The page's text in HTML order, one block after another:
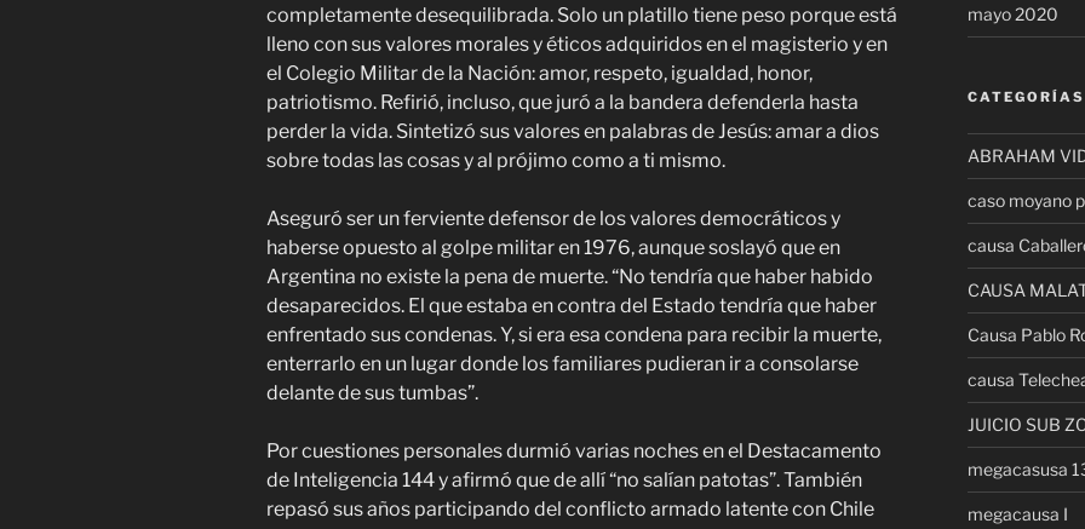
completamente desequilibrada. Solo un platillo tiene peso porque está
lleno con sus valores morales y éticos adquiridos en el magisterio y en
el Colegio Militar de la Nación: amor, respeto, igualdad, honor,
patriotismo. Refirió, incluso, que juró a la bandera defenderla hasta
perder la vida. Sintetizó sus valores en palabras de Jesús: amar a dios
sobre todas las cosas y al prójimo como a ti mismo.
Aseguró ser un ferviente defensor de los valores democráticos y
haberse opuesto al golpe militar en 1976, aunque soslayó que en
Argentina no existe la pena de muerte. “No tendría que haber habido
desaparecidos. El que estaba en contra del Estado tendría que haber
enfrentado sus condenas. Y, si era esa condena para recibir la muerte,
enterrarlo en un lugar donde los familiares pudieran ir a consolarse
delante de sus tumbas”.
Por cuestiones personales durmió varias noches en el Destacamento
de Inteligencia 144 y afirmó que de allí “no salían patotas”. También
repasó sus años participando del conflicto armado latente con Chile
mayo 2020
CATEGORÍAS
ABRAHAM
caso moyano
causa
CAUSA
Causa Pablo
causa
JUICIO SUB
megacasusa
megacausa I